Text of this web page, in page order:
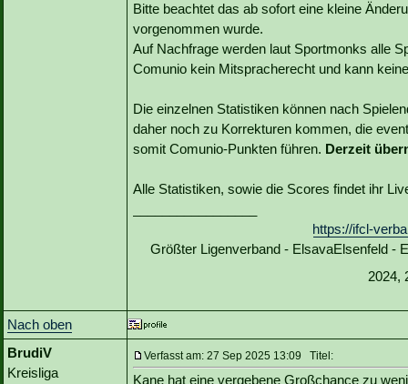
Bitte beachtet das ab sofort eine kleine
vorgenommen wurde.
Auf Nachfrage werden laut Sportmonks alle
Comunio kein Mitspracherecht und kann
Die einzelnen Statistiken können nach
daher noch zu Korrekturen kommen, die
somit Comunio-Punkten führen. Derzeit
Alle Statistiken, sowie die Scores findet ihr
https://ifcl-
Größter Ligenverband - ElsavaElsenfeld -
2024,
Nach oben
BrudiV
Kreisliga
Verfasst am: 27 Sep 2025 13:09 Titel:
Kane hat eine vergebene Großchance zu